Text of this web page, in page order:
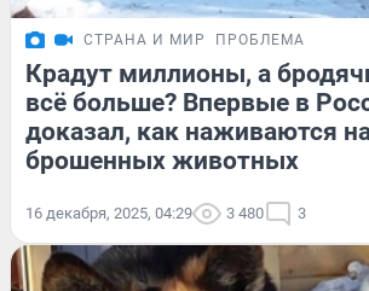
СТРАНА И МИР ПРОБЛЕМА
Крадут миллионы, а
всё больше? Впервые в
доказал, как наживаются
брошенных животных
16 декабря, 2025, 04:29 3 480 3